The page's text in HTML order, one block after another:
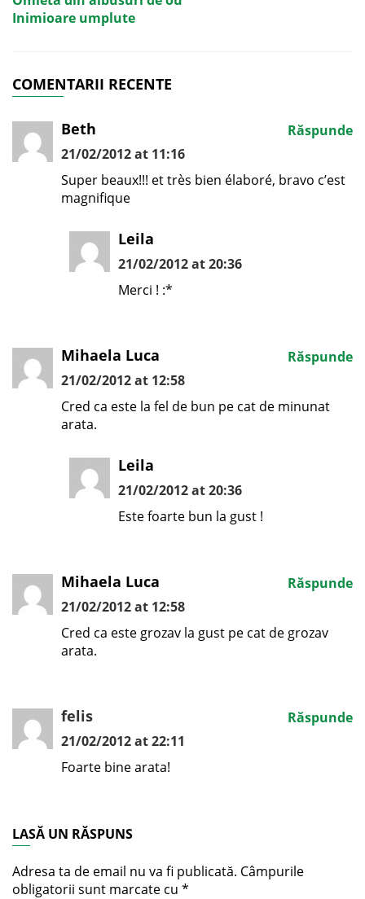
Inimioare umplute
COMENTARII RECENTE
Beth
21/02/2012 at 11:16
Super beaux!!! et très bien élaboré, bravo c’est
magnifique
Răspunde
Leila
21/02/2012 at 20:36
Merci ! :*
Mihaela Luca
21/02/2012 at 12:58
Cred ca este la fel de bun pe cat de minunat
arata.
Răspunde
Leila
21/02/2012 at 20:36
Este foarte bun la gust !
Mihaela Luca
21/02/2012 at 12:58
Cred ca este grozav la gust pe cat de grozav
arata.
Răspunde
felis
21/02/2012 at 22:11
Foarte bine arata!
Răspunde
LASĂ UN RĂSPUNS
Adresa ta de email nu va fi publicată. Câmpurile
obligatorii sunt marcate cu *